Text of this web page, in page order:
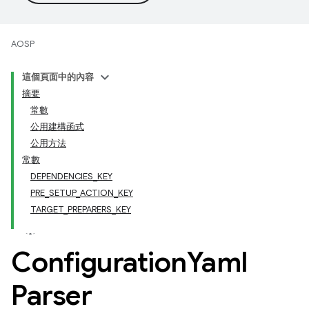
AOSP
這個頁面中的內容
摘要
常數
公用建構函式
公用方法
常數
DEPENDENCIES_KEY
PRE_SETUP_ACTION_KEY
TARGET_PREPARERS_KEY
ConfigurationYaml
Parser